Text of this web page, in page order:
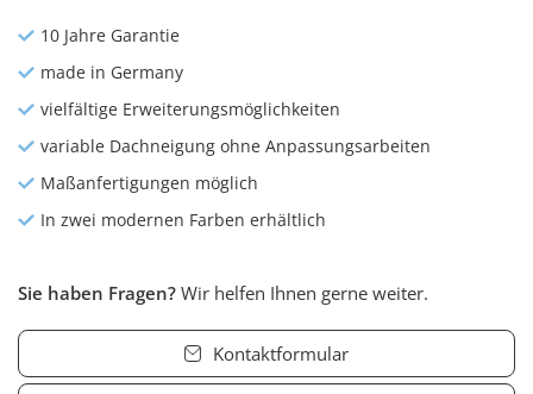
10 Jahre Garantie
made in Germany
vielfältige Erweiterungsmöglichkeiten
variable Dachneigung ohne Anpassungsarbeiten
Maßanfertigungen möglich
In zwei modernen Farben erhältlich
Sie haben Fragen? Wir helfen Ihnen gerne weiter.
Kontaktformular